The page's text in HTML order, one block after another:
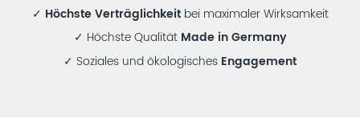
✓ Höchste Verträglichkeitbei maximaler Wirksamkeit
✓ Höchste Qualität Made in Germany
✓ Soziales und ökologisches Engagement